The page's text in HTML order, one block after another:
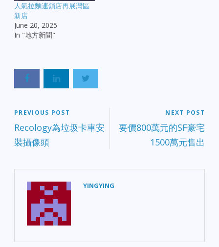
人氣拉麵連鎖店再展灣區
新店
June 20, 2025
In "地方新聞"
PREVIOUS POST
Recology為垃圾卡車安
裝攝像頭
NEXT POST
要價800萬元的SF豪宅
1500萬元售出
YINGYING